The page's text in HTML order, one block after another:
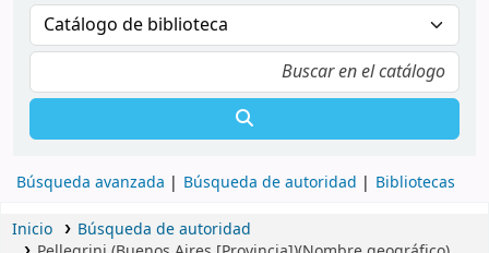
Búsqueda avanzada Búsqueda de autoridad Bibliotecas
Inicio
Búsqueda de autoridad